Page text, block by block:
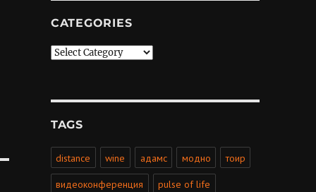
CATEGORIES
Categories
TAGS
distance wine адамс модно тоир
видеоконференция pulse of life